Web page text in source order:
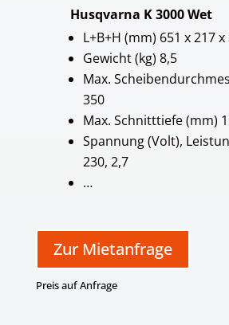
Husqvarna K 3000 Wet
L+B+H (mm) 651 x 217 x
Gewicht (kg) 8,5
Max.
350
Max. Schnitttiefe (mm)
Spannung (Volt),
230, 2,7
…
Zur Mietanfrage
Preis auf Anfrage